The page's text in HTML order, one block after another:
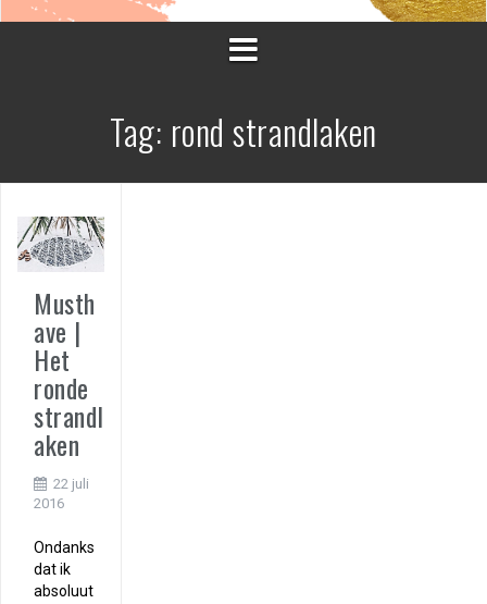
Tag: rond strandlaken
Musth
ave |
Het
ronde
strandl
aken
22 juli
2016
Ondanks
dat ik
absoluut